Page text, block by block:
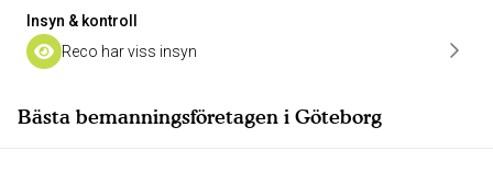
Insyn & kontroll
Reco har viss insyn
Bästa bemanningsföretagen i Göteborg